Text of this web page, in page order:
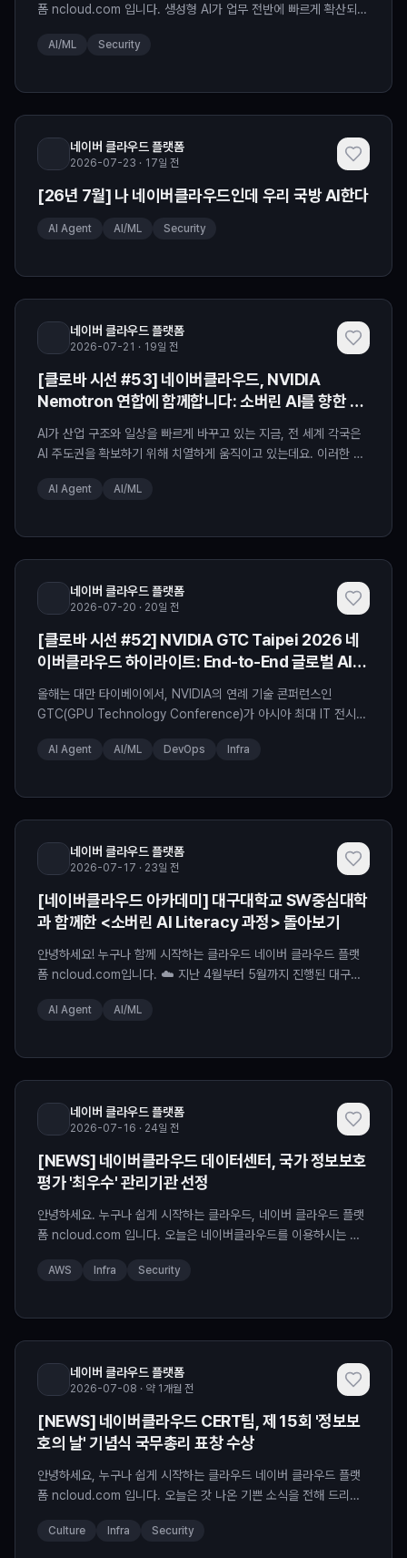
폼 ncloud.com 입니다. 생성형 AI가 업무 전반에 빠르게 확산되면
고 있습니다. 그러나 공공기관은 보안을 위해 업무망과 인터넷망을
보원은 보안성과 데이터 활용을 함께 고려할 수 있는
AI/ML Security
네이버 클라우드 플랫폼
2026-07-23 · 17일 전
[26년 7월] 나 네이버클라우드인데 우리 국방 AI한다
AI Agent AI/ML Security
네이버 클라우드 플랫폼
2026-07-21 · 19일 전
[클로바 시선 #53] 네이버클라우드, NVIDIA
Nemotron 연합에 함께합니다: 소버린 AI를 향한 협
AI가 산업 구조와 일상을 빠르게 바꾸고 있는 지금, 전 세계 각국은
AI 주도권을 확보하기 위해 치열하게 움직이고 있는데요. 이러한 흐
하며 국내 AI 생태계를 다져왔습니다. 그리고 이번에 네이버클라우
Nemotron 연합(Coalition)에 새롭게 합류하게 된 것인데요! 소버
AI Agent AI/ML
네이버 클라우드 플랫폼
2026-07-20 · 20일 전
[클로바 시선 #52] NVIDIA GTC Taipei 2026 네
이버클라우드 하이라이트: End-to-End 글로벌 AI
올해는 대만 타이베이에서, NVIDIA의 연례 기술 콘퍼런스인
GTC(GPU Technology Conference)가 아시아 최대 IT 전시회
젠슨 황의 기조연설과 함께 AI 팩토리와 스케일링 인프라부터 에이
세션으로 구성되었습니다. AI 팩토리 시대의 청사진을 제시한 젠슨
AI Agent AI/ML DevOps Infra
네이버 클라우드 플랫폼
2026-07-17 · 23일 전
[네이버클라우드 아카데미] 대구대학교 SW중심대학
과 함께한 <소버린 AI Literacy 과정> 돌아보기
안녕하세요! 누구나 함께 시작하는 클라우드 네이버 클라우드 플랫
폼 ncloud.com입니다. ☁️ 지난 4월부터 5월까지 진행된 대구대
오리엔테이션을 시작으로 4월 29일부터 5월 22일까지, 총 12일간
까지, AI 시대를 선도할 인재로 성장하기 위해 노력한 학생들의 여정
AI Agent AI/ML
네이버 클라우드 플랫폼
2026-07-16 · 24일 전
[NEWS] 네이버클라우드 데이터센터, 국가 정보보호
평가 '최우수' 관리기관 선정
안녕하세요. 누구나 쉽게 시작하는 클라우드, 네이버 클라우드 플랫
폼 ncloud.com 입니다. 오늘은 네이버클라우드를 이용하시는 분
센터 '각 춘천'이 2025년 민간분야 주요정보통신기반시설 정보보호
신부(이하 과기부) 장관 표창을 받았습니다! 주요 정보통신기반시설
AWS Infra Security
네이버 클라우드 플랫폼
2026-07-08 · 약 1개월 전
[NEWS] 네이버클라우드 CERT팀, 제15회 '정보보
호의 날' 기념식 국무총리 표창 수상
안녕하세요, 누구나 쉽게 시작하는 클라우드 네이버 클라우드 플랫
폼 ncloud.com 입니다. 오늘은 갓 나온 기쁜 소식을 전해 드리려
'정보보호의 날' 기념식에서 국무총리 표창을 수상했습니다! [정보보
Culture Infra Security